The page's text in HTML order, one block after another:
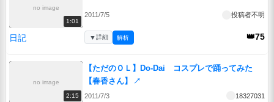
no image
1:01
2011/7/5 投稿者不明
日記 👑75
▼詳細 解析
no image
2:15
【ただのＯＬ】Do-Dai コスプレで踊ってみた
【春香さん】
↗
2011/7/3 18327031